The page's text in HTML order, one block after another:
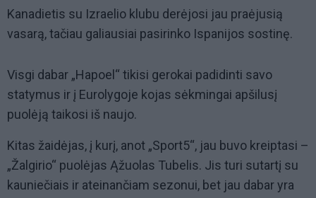
Kanadietis su Izraelio klubu derėjosi jau praėjusią
vasarą, tačiau galiausiai pasirinko Ispanijos sostinę.
Visgi dabar „Hapoel“ tikisi gerokai padidinti savo
statymus ir į Eurolygoje kojas sėkmingai apšilusį
puolėją taikosi iš naujo.
Kitas žaidėjas, į kurį, anot „Sport5“, jau buvo kreiptasi –
„Žalgirio“ puolėjas Ąžuolas Tubelis. Jis turi sutartį su
kauniečiais ir ateinančiam sezonui, bet jau dabar yra